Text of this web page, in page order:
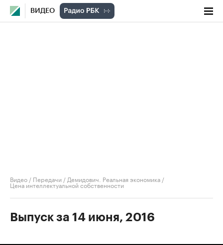
ВИДЕО
Видео / Передачи / Демидович. Реальная экономика /
Цена интеллектуальной собственности
Выпуск за 14 июня, 2016